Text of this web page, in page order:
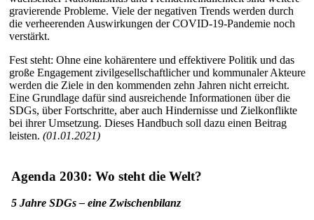
gravierende Probleme. Viele der negativen Trends werden durch
die verheerenden Auswirkungen der COVID-19-Pandemie noch
verstärkt.
Fest steht: Ohne eine kohärentere und effektivere Politik und das
große Engagement zivilgesellschaftlicher und kommunaler Akteure
werden die Ziele in den kommenden zehn Jahren nicht erreicht.
Eine Grundlage dafür sind ausreichende Informationen über die
SDGs, über Fortschritte, aber auch Hindernisse und Zielkonflikte
bei ihrer Umsetzung. Dieses Handbuch soll dazu einen Beitrag
leisten. (01.01.2021)
Agenda 2030: Wo steht die Welt?
5 Jahre SDGs – eine Zwischenbilanz